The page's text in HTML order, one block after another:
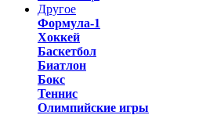
Другое
Формула-1
Хоккей
Баскетбол
Биатлон
Бокс
Теннис
Олимпийские игры